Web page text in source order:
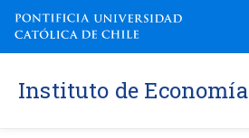
Instituto de Economía